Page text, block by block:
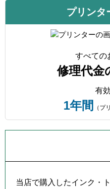
プリンタ
すべての
修理代金
有
1年間 （プ
当店で購入したインク・